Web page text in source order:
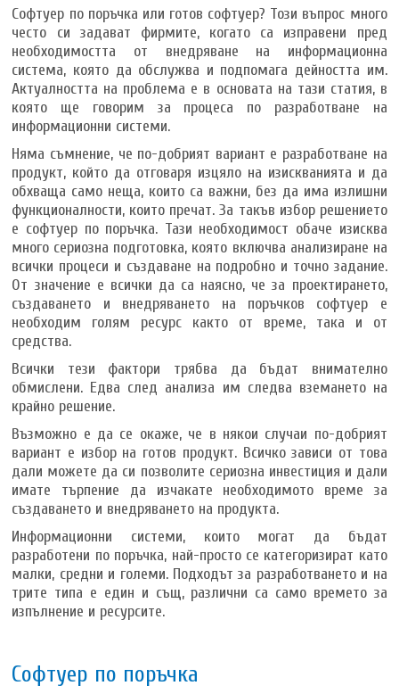
Софтуер по поръчка или готов софтуер? Този въпрос много
често си задават фирмите, когато са изправени пред
необходимостта от внедряване на информационна
система, която да обслужва и подпомага дейността им.
Актуалността на проблема е в основата на тази статия, в
която ще говорим за процеса по разработване на
информационни системи.
Няма съмнение, че по-добрият вариант е разработване на
продукт, който да отговаря изцяло на изискванията и да
обхваща само неща, които са важни, без да има излишни
функционалности, които пречат. За такъв избор решението
е софтуер по поръчка. Тази необходимост обаче изисква
много сериозна подготовка, която включва анализиране на
всички процеси и създаване на подробно и точно задание.
От значение е всички да са наясно, че за проектирането,
създаването и внедряването на поръчков софтуер е
необходим голям ресурс както от време, така и от
средства.
Всички тези фактори трябва да бъдат внимателно
обмислени. Едва след анализа им следва вземането на
крайно решение.
Възможно е да се окаже, че в някои случаи по-добрият
вариант е избор на готов продукт. Всичко зависи от това
дали можете да си позволите сериозна инвестиция и дали
имате търпение да изчакате необходимото време за
създаването и внедряването на продукта.
Информационни системи, които могат да бъдат
разработени по поръчка, най-просто се категоризират като
малки, средни и големи. Подходът за разработването и на
трите типа е един и същ, различни са само времето за
изпълнение и ресурсите.
Софтуер по поръчка